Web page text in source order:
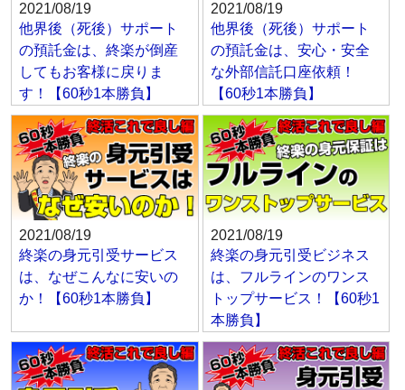
2021/08/19
他界後（死後）サポート
の預託金は、終楽が倒産
してもお客様に戻りま
す！【60秒1本勝負】
2021/08/19
他界後（死後）サポート
の預託金は、安心・安全
な外部信託口座依頼！
【60秒1本勝負】
2021/08/19
終楽の身元引受サービス
は、なぜこんなに安いの
か！【60秒1本勝負】
2021/08/19
終楽の身元引受ビジネス
は、フルラインのワンス
トップサービス！【60秒1
本勝負】